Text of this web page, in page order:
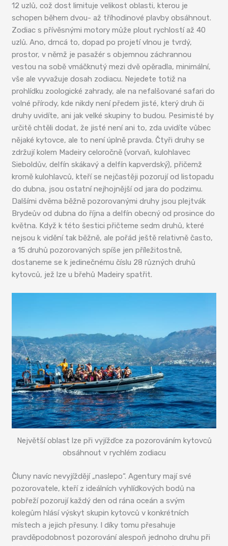
12 uzlů, což dost limituje velikost oblasti, kterou je
schopen během dvou- až tříhodinové plavby obsáhnout.
Zodiac s přívěsnými motory může plout rychlostí až 40
uzlů. Ano, drncá to, dopad po projetí vlnou je tvrdý,
prostor, v němž je pasažér s objemnou záchrannou
vestou na sobě vmáčknutý mezi dvě opěradla, minimální,
vše ale vyvažuje dosah zodiacu. Nejedete totiž na
prohlídku zoologické zahrady, ale na nefalšované safari do
volné přírody, kde nikdy není předem jisté, který druh či
druhy uvidíte, ani jak velké skupiny to budou. Pesimisté by
určitě chtěli dodat, že jisté není ani to, zda uvidíte vůbec
nějaké kytovce, ale to není úplně pravda. Čtyři druhy se
zdržují kolem Madeiry celoročně (vorvaň, kulohlavec
Sieboldův, delfín skákavý a delfín kapverdský), přičemž
kromě kulohlavců, kteří se nejčastěji pozorují od listopadu
do dubna, jsou ostatní nejhojnější od jara do podzimu.
Dalšími dvěma běžně pozorovanými druhy jsou plejtvák
Brydeův od dubna do října a delfín obecný od prosince do
května. Když k této šestici přičteme sedm druhů, které
nejsou k vidění tak běžně, ale pořád ještě relativně často,
a 15 druhů pozorovaných spíše jen příležitostně,
dostaneme se k jedinečnému číslu 28 různých druhů
kytovců, jež lze u břehů Madeiry spatřit.
Největší oblast lze při vyjížďce za pozorováním kytovců
obsáhnout v rychlém zodiacu
Čluny navíc nevyjíždějí „naslepo“. Agentury mají své
pozorovatele, kteří z ideálních vyhlídkových bodů na
pobřeží pozorují každý den od rána oceán a svým
kolegům hlásí výskyt skupin kytovců v konkrétních
místech a jejich přesuny. I díky tomu přesahuje
pravděpodobnost pozorování alespoň jednoho druhu při